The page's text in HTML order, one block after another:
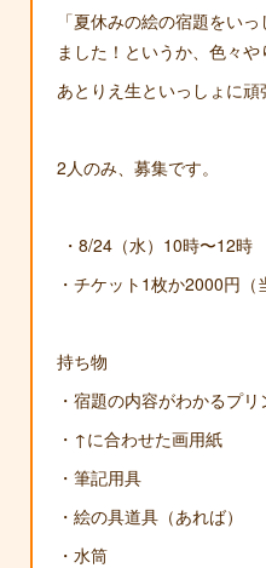
「夏休みの絵の宿題をい
ました！というか、色々や
あとりえ生といっしょに頑
2人のみ、募集です。
・8/24（水）10時〜12時
・チケット1枚か2000円（
持ち物
・宿題の内容がわかるプ
・↑に合わせた画用紙
・筆記用具
・絵の具道具（あれば）
・水筒